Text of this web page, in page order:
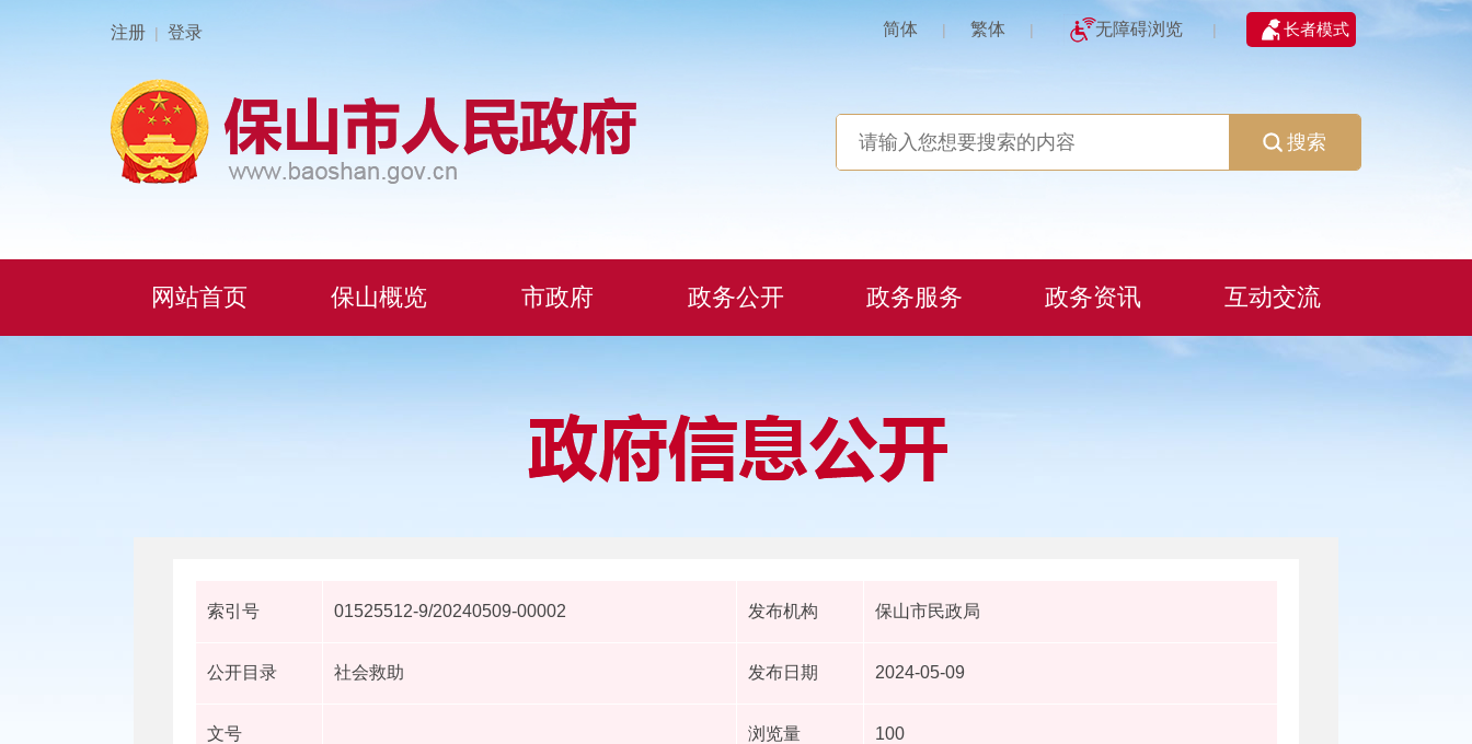
注册 | 登录 简体 | 繁体 | 无障碍浏览 | 长者模式
搜索
网站首页 保山概览 市政府 政务公开 政务服务 政务资讯 互动交流
索引号 01525512-9/20240509-00002 发布机构 保山市民政局
公开目录 社会救助 发布日期 2024-05-09
文号 浏览量 100